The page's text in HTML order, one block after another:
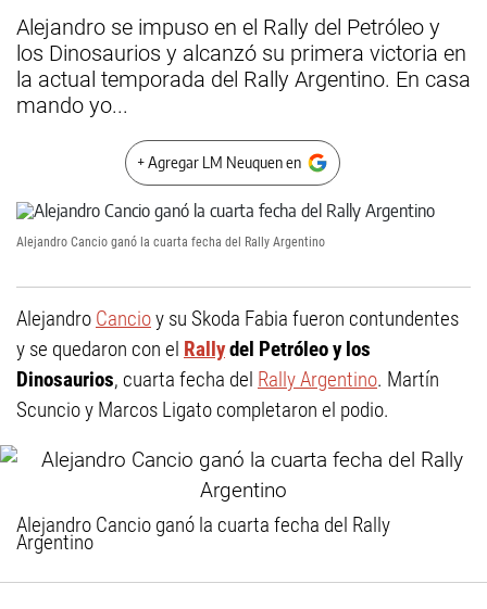
Alejandro se impuso en el Rally del Petróleo y
los Dinosaurios y alcanzó su primera victoria en
la actual temporada del Rally Argentino. En casa
mando yo...
+ Agregar LM Neuquen en
Alejandro Cancio ganó la cuarta fecha del Rally Argentino
Alejandro Cancioy su Skoda Fabia fueron contundentes
y se quedaron con el Rallydel Petróleo y los
Dinosaurios, cuarta fecha del Rally Argentino. Martín
Scuncio y Marcos Ligato completaron el podio.
Alejandro Cancio ganó la cuarta fecha del Rally
Argentino